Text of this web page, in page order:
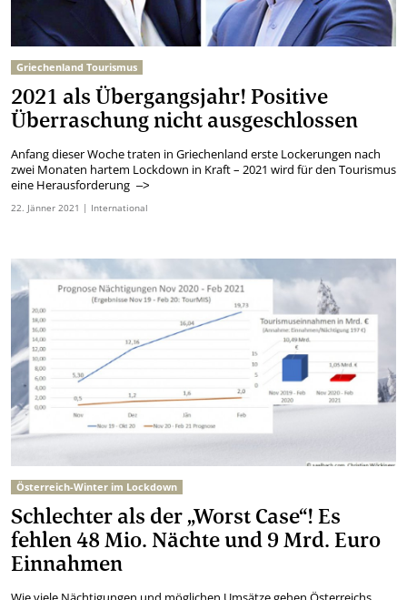
Griechenland Tourismus
2021 als Übergangsjahr! Positive
Überraschung nicht ausgeschlossen
Anfang dieser Woche traten in Griechenland erste Lockerungen nach
zwei Monaten hartem Lockdown in Kraft – 2021 wird für den Tourismus
eine Herausforderung –>
22. Jänner2021 | International
Österreich-Winter im Lockdown
Schlechter als der „Worst Case“! Es
fehlen 48 Mio. Nächte und 9 Mrd. Euro
Einnahmen